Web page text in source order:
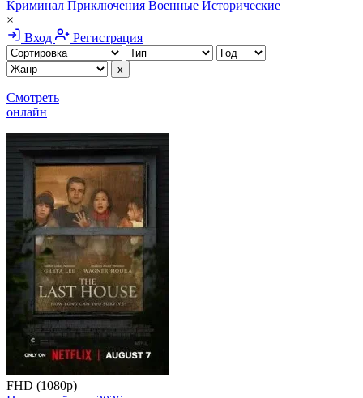
Криминал Приключения Военные Исторические
×
Вход
Регистрация
Смотреть
онлайн
FHD (1080p)